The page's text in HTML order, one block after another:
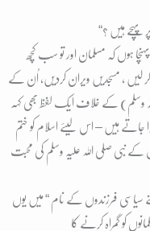
پہچے ہیں ؟“
ہوں کہ مسلمان اور تو سب کُچھ
، مسجدیں ویران کردیں، اُن کے
آلہ وسلم) کے خلاف ایک لفظ بھی کہہ
ہیں – اس لیئے اسلام کو ختم
نبی صلی اللہ علیہ وسلم کی محبت
سیاسی فرزندوں کے نام “ میں یوں
کو گمراہ کرنے کا